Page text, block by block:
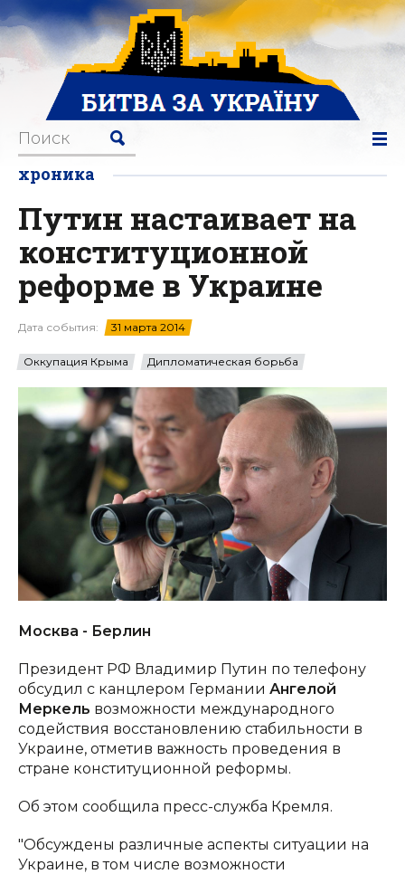
хроника
Путин настаивает на
конституционной
реформе в Украине
Дата события: 31 марта 2014
Оккупация Крыма Дипломатическая борьба
Москва - Берлин
Президент РФ Владимир Путин по телефону
обсудил с канцлером Германии Ангелой
Меркель возможности международного
содействия восстановлению стабильности в
Украине, отметив важность проведения в
стране конституционной реформы.
Об этом сообщила пресс-служба Кремля.
"Обсуждены различные аспекты ситуации на
Украине, в том числе возможности